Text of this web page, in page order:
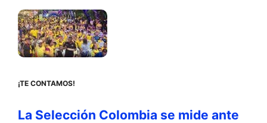
¡TE CONTAMOS!
La Selección Colombia se mide ante